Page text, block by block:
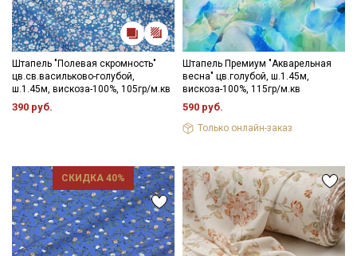
Штапель "Полевая скромность"
цв.св.васильково-голубой,
ш.1.45м, вискоза-100%, 105гр/м.кв
390 руб.
Штапель Премиум "Акварельная
весна" цв.голубой, ш.1.45м,
вискоза-100%, 115гр/м.кв
590 руб.
Только онлайн-заказ
СКИДКА 40%